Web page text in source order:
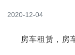
2020-12-04
房车租赁，房